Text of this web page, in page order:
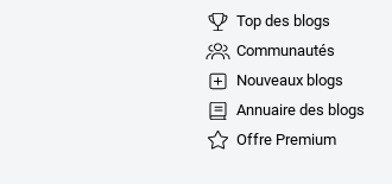
Top des blogs
Communautés
Nouveaux blogs
Annuaire des blogs
Offre Premium